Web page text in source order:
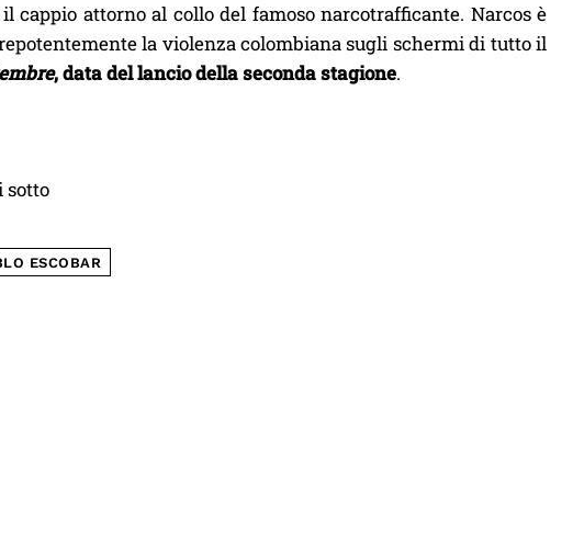
attorno al collo del famoso narcotrafficante. Narcos è
la violenza colombiana sugli schermi di tutto il
, data del lancio della seconda stagione.
sotto
ESCOBAR